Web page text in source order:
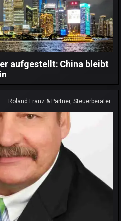
aufgestellt: China bleibt
Roland Franz & Partner, Steuerberater